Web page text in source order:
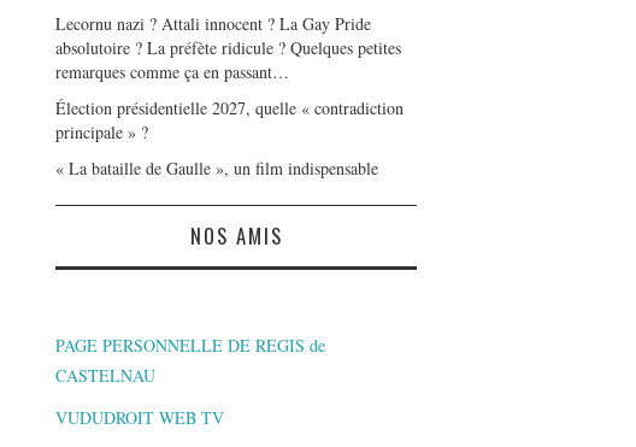
Lecornu nazi ? Attali innocent ? La Gay Pride
absolutoire ? La préfète ridicule ? Quelques petites
remarques comme ça en passant…
Élection présidentielle 2027, quelle « contradiction
principale » ?
« La bataille de Gaulle », un film indispensable
NOS AMIS
PAGE PERSONNELLE DE REGIS de
CASTELNAU
VUDUDROIT WEB TV